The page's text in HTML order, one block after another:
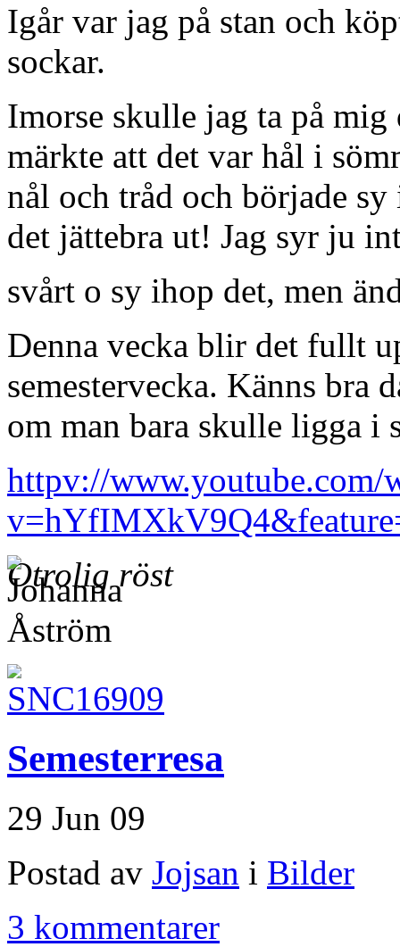
Igår var jag på stan och
sockar.
Imorse skulle jag ta på
märkte att det var hål i
nål och tråd och började
det jättebra ut! Jag syr ju
svårt o sy ihop det, men
Denna vecka blir det fullt
semestervecka. Känns bra
om man bara skulle ligga i
httpv://www.youtube.com/
Otrolig röst
Semesterresa
29 Jun 09
Postad av Jojsan i Bilder
3 kommentarer